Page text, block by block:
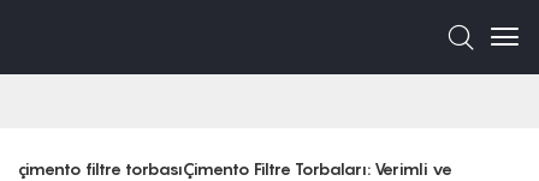
çimento filtre torbasıÇimento Filtre Torbaları: Verimli ve